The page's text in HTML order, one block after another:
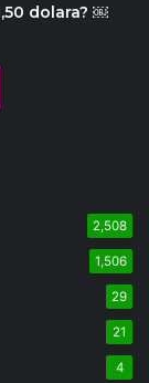
dolara? ￼
2,508
1,506
29
21
4